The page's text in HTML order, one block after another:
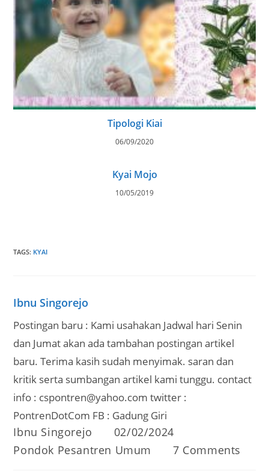
Tipologi Kiai
06/09/2020
Kyai Mojo
10/05/2019
TAGS: KYAI
Ibnu Singorejo
Postingan baru : Kami usahakan Jadwal hari Senin
dan Jumat akan ada tambahan postingan artikel
baru. Terima kasih sudah menyimak. saran dan
kritik serta sumbangan artikel kami tunggu. contact
info : cspontren@yahoo.com twitter :
PontrenDotCom FB : Gadung Giri
Post
Ibnu Singorejo
Post
02/02/2024
Post
Pondok Pesantren Umum
Post
7 Comments